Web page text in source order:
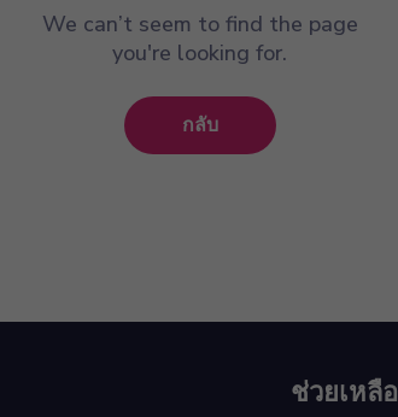
We can’t seem to find the page
you're looking for.
กลับ
ช่วยเหลือ